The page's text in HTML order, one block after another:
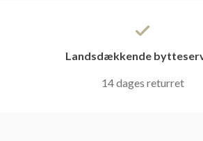
Landsdækkende
14 dages returret